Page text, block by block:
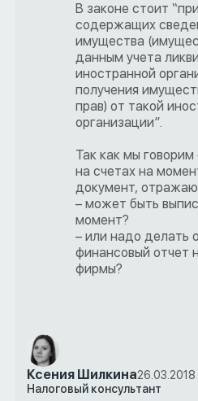
В законе стоит
содержащих
имущества
данным учета
иностранной
получения
прав) от такой
организации”.
Так как мы
на счетах на
документ,
– может быть
момент?
– или надо делать
финансовый отчет
фирмы?
Ксения Шилкина26.03.2018
Налоговый консультант